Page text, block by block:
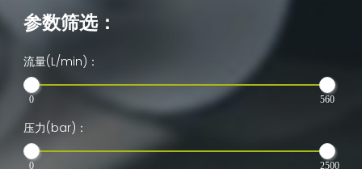
参数筛选：
流量(L/min)：
0 560
压力(bar)：
0 2500